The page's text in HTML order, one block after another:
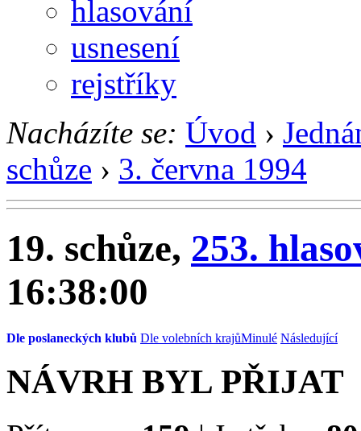
hlasování
usnesení
rejstříky
Nacházíte se: Úvod ›
schůze › 3. června 1994
19. schůze, 253.
16:38:00
Dle poslaneckých klubů Dle volebních krajůMinulé Následující
NÁVRH BYL PŘIJAT